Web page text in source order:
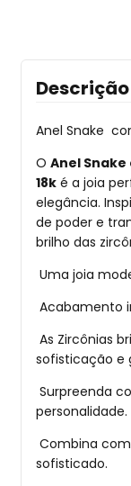
Descrição
Anel Snake
O Anel
18k é a joia
elegância.
de poder e
brilho das
Uma joia
Acabamento
As Zircônias
sofisticação e
Surpreenda
personalidade.
Combina
sofisticado.